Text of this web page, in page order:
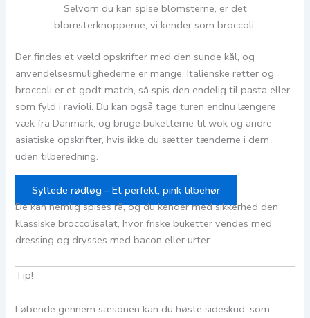
Selvom du kan spise blomsterne, er det
blomsterknopperne, vi kender som broccoli.
Der findes et væld opskrifter med den sunde kål, og
anvendelsesmulighederne er mange. Italienske retter og
broccoli er et godt match, så spis den endelig til pasta eller
som fyld i ravioli. Du kan også tage turen endnu længere
væk fra Danmark, og bruge buketterne til wok og andre
asiatiske opskrifter, hvis ikke du sætter tænderne i dem
uden tilberedning.
Syltede rødløg – Et perfekt, pink tilbehør
De kan nemlig spises rå, og du kender med sikkerhed den
klassiske broccolisalat, hvor friske buketter vendes med
dressing og drysses med bacon eller urter.
Tip!
Løbende gennem sæsonen kan du høste sideskud, som